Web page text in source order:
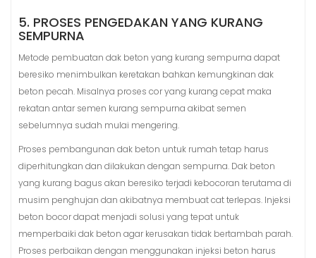
5. PROSES PENGEDAKAN YANG KURANG
SEMPURNA
Metode pembuatan dak beton yang kurang sempurna dapat
beresiko menimbulkan keretakan bahkan kemungkinan dak
beton pecah. Misalnya proses cor yang kurang cepat maka
rekatan antar semen kurang sempurna akibat semen
sebelumnya sudah mulai mengering.
Proses pembangunan dak beton untuk rumah tetap harus
diperhitungkan dan dilakukan dengan sempurna. Dak beton
yang kurang bagus akan beresiko terjadi kebocoran terutama di
musim penghujan dan akibatnya membuat cat terlepas. Injeksi
beton bocor dapat menjadi solusi yang tepat untuk
memperbaiki dak beton agar kerusakan tidak bertambah parah.
Proses perbaikan dengan menggunakan injeksi beton harus